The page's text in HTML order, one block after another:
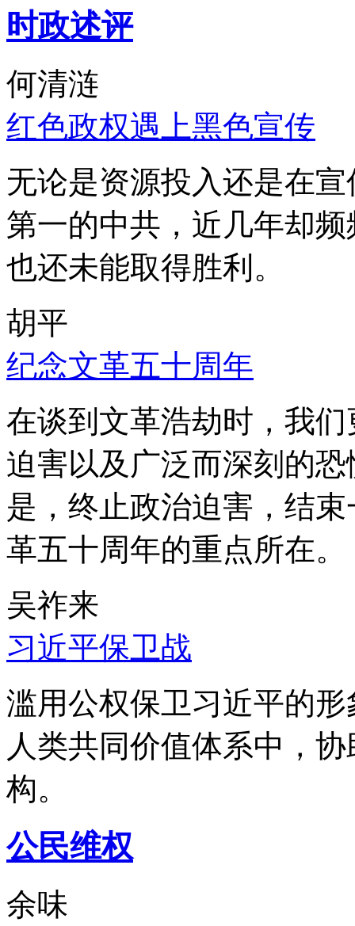
时政述评
何清涟
红色政权遇上黑色宣传
无论是资源投入还是在
第一的中共，近几年却
也还未能取得胜利。
胡平
纪念文革五十周年
在谈到文革浩劫时，我
迫害以及广泛而深刻的
是，终止政治迫害，结
革五十周年的重点所在。
吴祚来
习近平保卫战
滥用公权保卫习近平的
人类共同价值体系中，
构。
公民维权
余味